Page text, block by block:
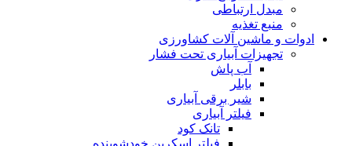
رله صنعتی
سنسور صنعتی
کنترلر صنعتی
لیمیت سوئیچ امری
مبدل ارتباطی
منبع تغذیه
ادوات و ماشین آلات کشاورزی
تجهیزات آبیاری تحت فشار
آب پاش